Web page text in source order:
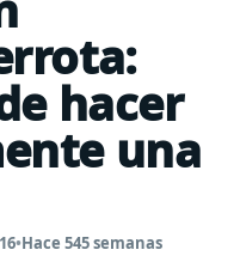
hacer
una
•Hace 545 semanas